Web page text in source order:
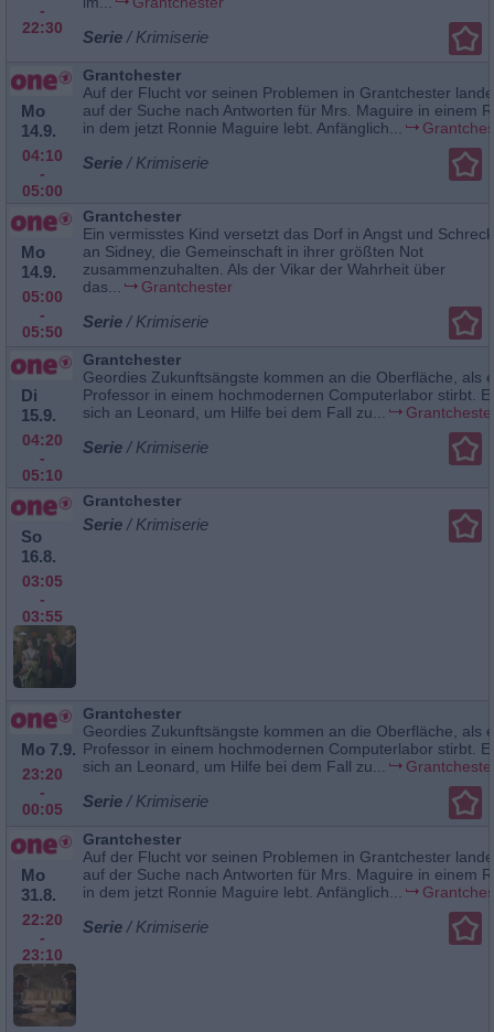
-
22:30
Serie / Krimiserie
Mo
14.9.
04:10
-
05:00
Grantchester
Auf der Flucht vor seinen Problemen in Grantchester
auf der Suche nach Antworten für Mrs. Maguire in einem
in dem jetzt Ronnie Maguire lebt. Anfänglich...
Serie / Krimiserie
Mo
14.9.
05:00
-
05:50
Grantchester
Ein vermisstes Kind versetzt das Dorf in Angst und
an Sidney, die Gemeinschaft in ihrer größten Not
zusammenzuhalten. Als der Vikar der Wahrheit über
das...
Grantchester
Serie / Krimiserie
Di
15.9.
04:20
-
05:10
Grantchester
Geordies Zukunftsängste kommen an die Oberfläche, als
Professor in einem hochmodernen Computerlabor stirbt.
sich an Leonard, um Hilfe bei dem Fall zu...
Serie / Krimiserie
So
16.8.
03:05
-
03:55
Grantchester
Serie / Krimiserie
Mo 7.9.
23:20
-
00:05
Grantchester
Geordies Zukunftsängste kommen an die Oberfläche, als
Professor in einem hochmodernen Computerlabor stirbt.
sich an Leonard, um Hilfe bei dem Fall zu...
Serie / Krimiserie
Mo
31.8.
22:20
-
23:10
Grantchester
Auf der Flucht vor seinen Problemen in Grantchester
auf der Suche nach Antworten für Mrs. Maguire in einem
in dem jetzt Ronnie Maguire lebt. Anfänglich...
Serie / Krimiserie